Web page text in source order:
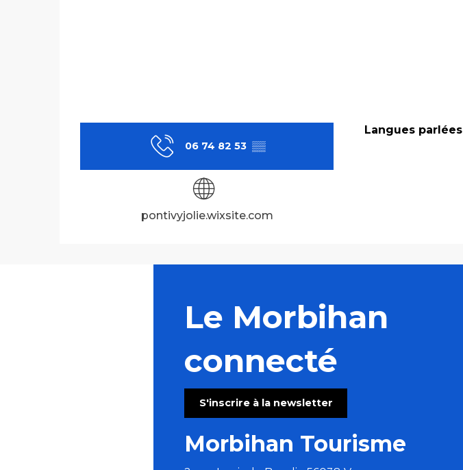
06 74 82 53 ▒▒
pontivyjolie.wixsite.com
Langues parlées
Langues parlées
Le Morbihan
connecté
S'inscrire à la newsletter
Morbihan Tourisme